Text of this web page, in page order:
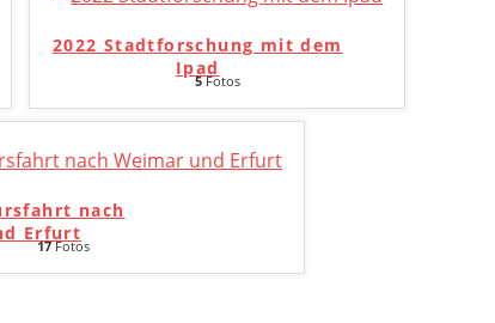
2022 Stadtforschung mit dem
Ipad
5Fotos
nach
Erfurt
17Fotos